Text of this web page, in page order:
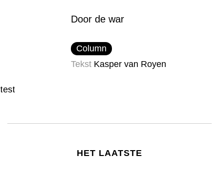
Door de war
Column
Tekst Kasper van Royen
test
HET LAATSTE